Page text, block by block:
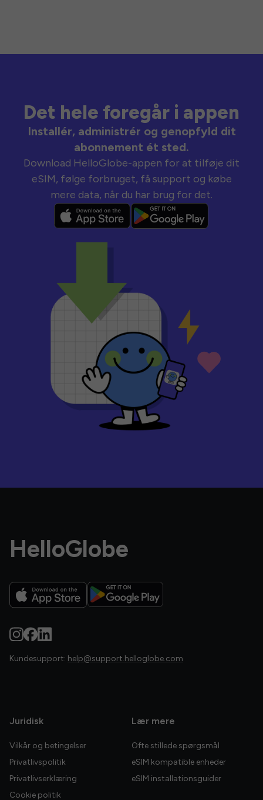
Det hele foregår i appen
Installér, administrér og genopfyld dit
abonnement ét sted.
Download HelloGlobe-appen for at tilføje dit
eSIM, følge forbruget, få support og købe
mere data, når du har brug for det.
HelloGlobe
Kundesupport: help@support.helloglobe.com
Juridisk
Vilkår og betingelser
Privatlivspolitik
Privatlivserklæring
Cookie politik
Lær mere
Ofte stillede spørgsmål
eSIM kompatible enheder
eSIM installationsguider